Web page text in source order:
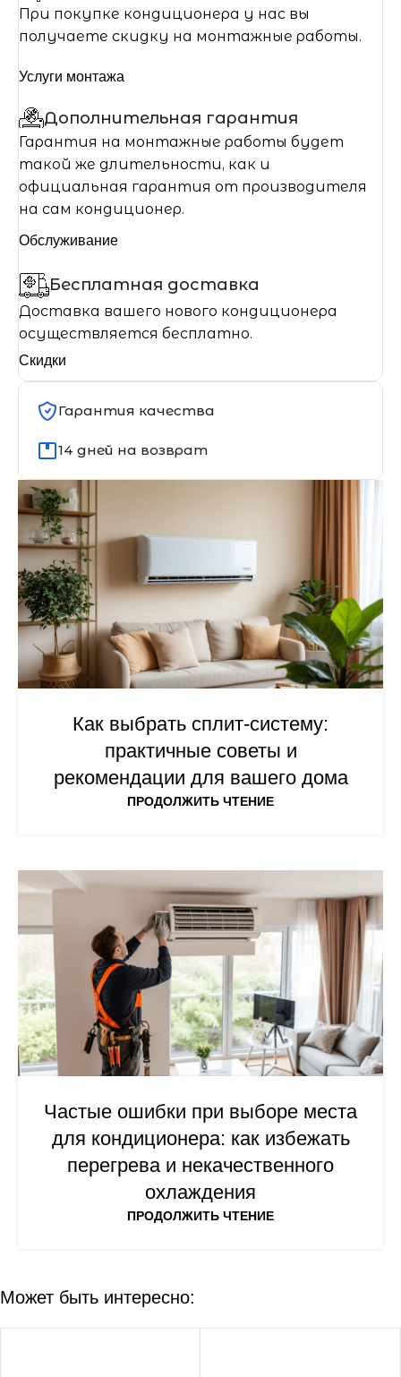
При покупке кондиционера у нас вы
получаете скидку на монтажные работы.
Услуги монтажа
Дополнительная гарантия
Гарантия на монтажные работы будет
такой же длительности, как и
официальная гарантия от производителя
на сам кондиционер.
Обслуживание
Бесплатная доставка
Доставка вашего нового кондиционера
осуществляется бесплатно.
Скидки
Гарантия качества
14 дней на возврат
Как выбрать сплит-систему:
практичные советы и
рекомендации для вашего дома
ПРОДОЛЖИТЬ ЧТЕНИЕ
Частые ошибки при выборе места
для кондиционера: как избежать
перегрева и некачественного
охлаждения
ПРОДОЛЖИТЬ ЧТЕНИЕ
Может быть интересно: